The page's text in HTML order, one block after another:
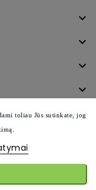




toliau Jūs sutinkate, jog
emazylis.lt